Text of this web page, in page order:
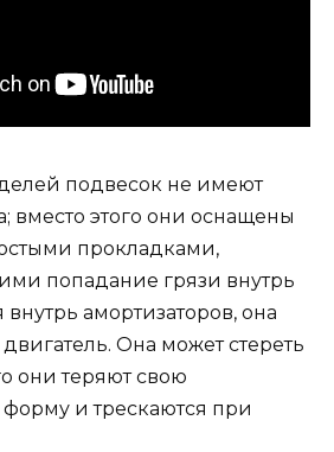
подвесок не имеют
вместо этого они оснащены
прокладками,
попадание грязи внутрь
амортизаторов, она
Она может стереть
они теряют свою
и трескаются при